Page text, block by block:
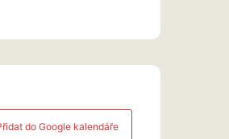
do Google kalendáře